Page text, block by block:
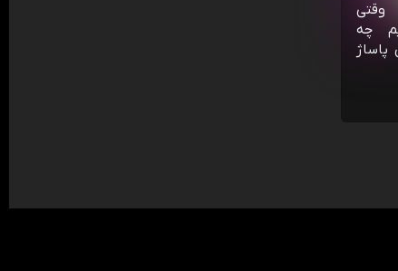
وقتی
چه
پاساژ